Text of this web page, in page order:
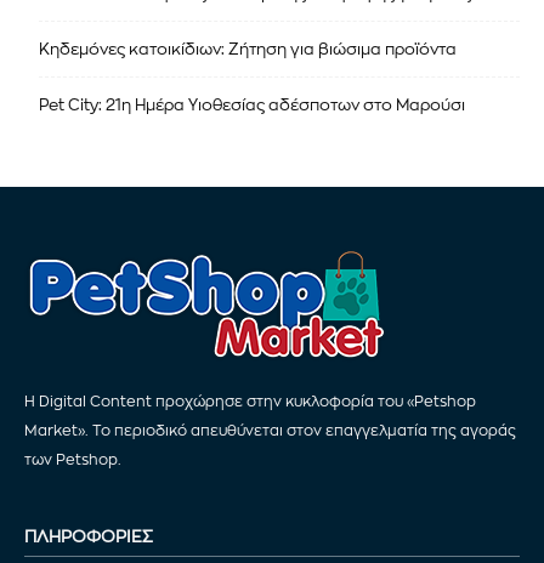
Κηδεμόνες κατοικίδιων: Ζήτηση για βιώσιμα προϊόντα
Pet City: 21η Ημέρα Υιοθεσίας αδέσποτων στο Μαρούσι
Η Digital Content προχώρησε στην κυκλοφορία του «Petshop
Market». Το περιοδικό απευθύνεται στον επαγγελματία της αγοράς
των Petshop.
ΠΛΗΡΟΦΟΡΙΕΣ